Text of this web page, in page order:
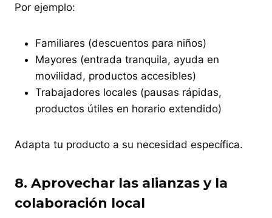
Por ejemplo:
Familiares (descuentos para niños)
Mayores (entrada tranquila, ayuda en
movilidad, productos accesibles)
Trabajadores locales (pausas rápidas,
productos útiles en horario extendido)
Adapta tu producto a su necesidad específica.
8. Aprovechar las alianzas y la
colaboración local